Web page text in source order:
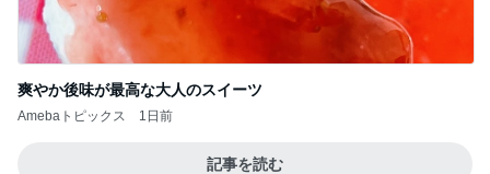
爽やか後味が最高な大人のスイーツ
Amebaトピックス 1日前
記事を読む